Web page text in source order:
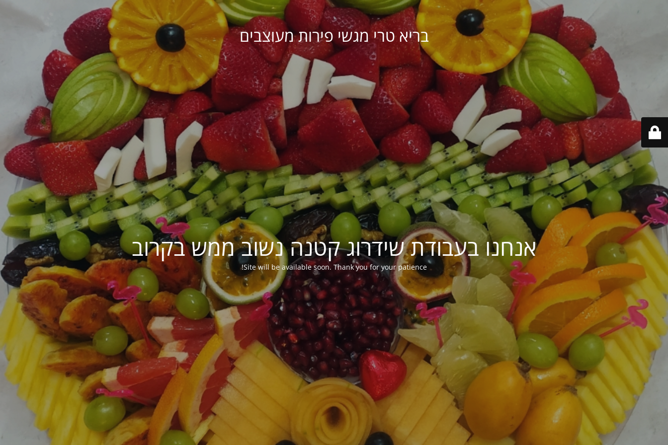
בריא טרי מגשי פירות מעוצבים
אנחנו בעבודת שידרוג קטנה נשוב ממש בקרוב
Site will be available soon. Thank you for your patience!